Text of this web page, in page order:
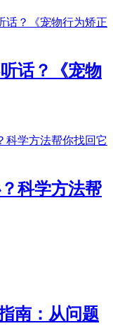
话？《宠物
科学方法帮
南：从问题